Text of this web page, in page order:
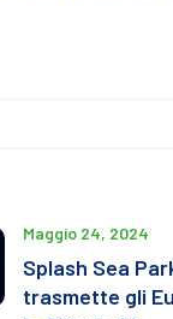
Maggio 24, 2024
Splash Sea
trasmette gli